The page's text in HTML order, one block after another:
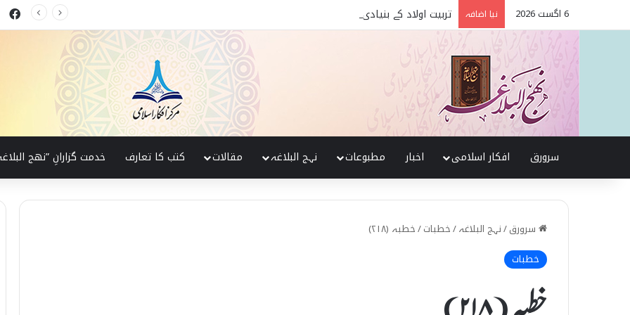
6 اگست 2026 نیا اضافہ تربیت اولاد کے بنیادی اصول نہج البلاغہ کی روشنی میں
سرورق افکار اسلامی اخبار مطبوعات نہج البلاغہ مقالات کتب کا تعارف خدمت گزارانِ ”نھج
سرورق/نہج البلاغہ/خطبات/خطبہ (۲۱۸)
خطبات